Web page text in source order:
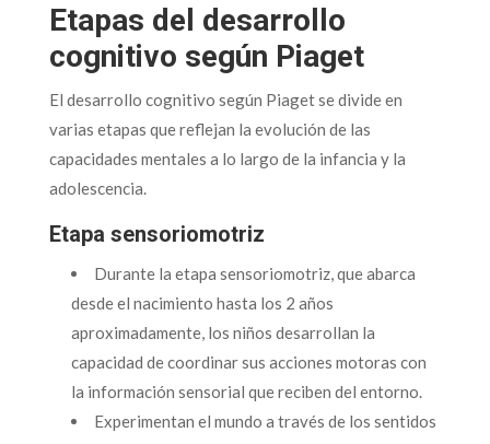
Etapas del desarrollo
cognitivo según Piaget
El desarrollo cognitivo según Piaget se divide en
varias etapas que reflejan la evolución de las
capacidades mentales a lo largo de la infancia y la
adolescencia.
Etapa sensoriomotriz
Durante la etapa sensoriomotriz, que abarca
desde el nacimiento hasta los 2 años
aproximadamente, los niños desarrollan la
capacidad de coordinar sus acciones motoras con
la información sensorial que reciben del entorno.
Experimentan el mundo a través de los sentidos